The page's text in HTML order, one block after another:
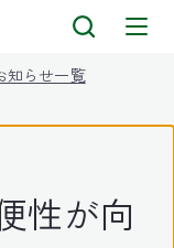
知らせ一覧
性が向